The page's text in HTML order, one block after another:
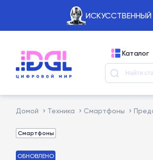
ИСКУССТВЕННЫЙ
Каталог
Домой Техника Смартфоны
Смартфоны
ОБНОВЛЕНО